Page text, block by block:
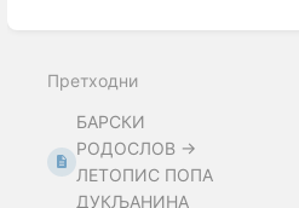
Претходни
БАРСКИ
РОДОСЛОВ →
ЛЕТОПИС ПОПА
ДУКЉАНИНА